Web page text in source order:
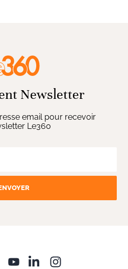
Newsletter
email pour recevoir
Le360